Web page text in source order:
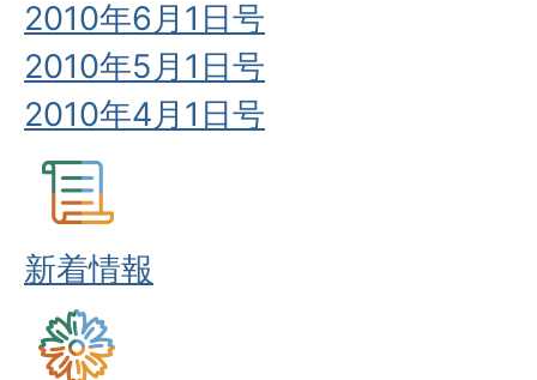
2010年6月1日号
2010年5月1日号
2010年4月1日号
新着情報